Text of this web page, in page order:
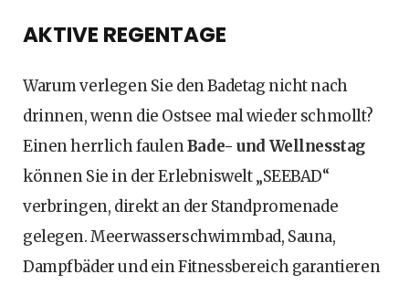
AKTIVE REGENTAGE
Warum verlegen Sie den Badetag nicht nach
drinnen, wenn die Ostsee mal wieder schmollt?
Einen herrlich faulenBade- und Wellnesstag
können Sie in der Erlebniswelt „SEEBAD“
verbringen, direkt an der Standpromenade
gelegen. Meerwasserschwimmbad, Sauna,
Dampfbäder und ein Fitnessbereich garantieren